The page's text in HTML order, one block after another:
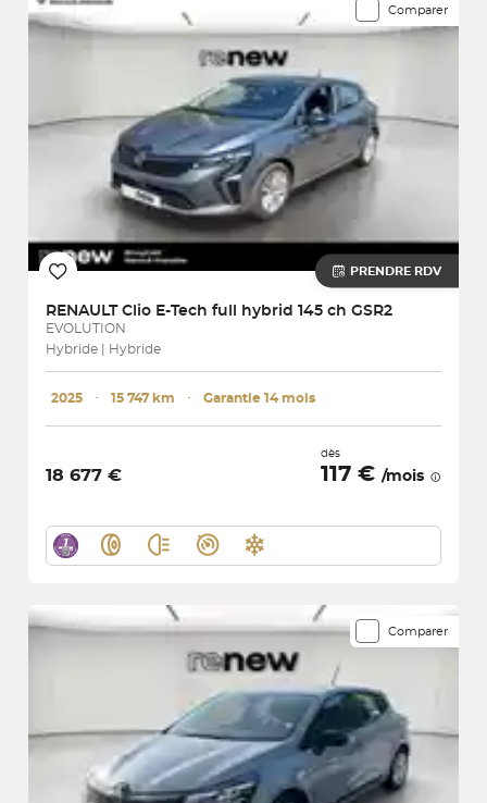
Comparer
PRENDRE RDV
RENAULT Clio E-Tech full hybrid 145 ch GSR2
EVOLUTION
Hybride | Hybride
2025 ･ 15 747 km ･ Garantie 14 mois
18 677 €
dès
117 € /mois
Comparer